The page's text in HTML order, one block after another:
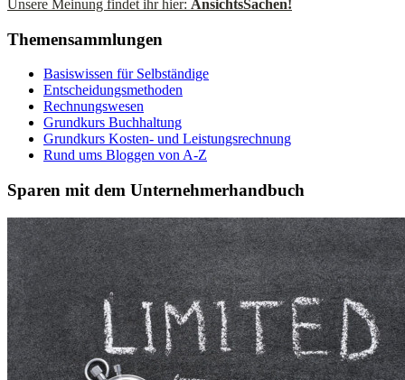
Unsere Meinung findet ihr hier: AnsichtsSachen!
Themensammlungen
Basiswissen für Selbständige
Entscheidungsmethoden
Rechnungswesen
Grundkurs Buchhaltung
Grundkurs Kosten- und Leistungsrechnung
Rund ums Bloggen von A-Z
Sparen mit dem Unternehmerhandbuch